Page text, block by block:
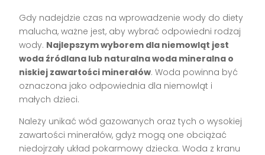
Gdy nadejdzie czas na wprowadzenie wody do diety
malucha, ważne jest, aby wybrać odpowiedni rodzaj
wody. Najlepszym wyborem dla niemowląt jest
woda źródlana lub naturalna woda mineralna o
niskiej zawartości minerałów. Woda powinna być
oznaczona jako odpowiednia dla niemowląt i
małych dzieci.
Należy unikać wód gazowanych oraz tych o wysokiej
zawartości minerałów, gdyż mogą one obciążać
niedojrzały układ pokarmowy dziecka. Woda z kranu